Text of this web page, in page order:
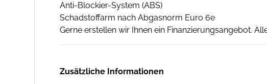
Anti-Blockier-System (ABS)
Schadstoffarm nach Abgasnorm Euro 6e
Gerne erstellen wir Ihnen ein Finanzierungsangebot.
Zusätzliche Informationen